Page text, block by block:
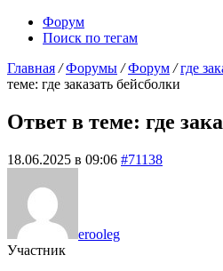
Форум
Поиск по тегам
Главная / Форумы / Форум / где
теме: где заказать бейсболки
Ответ в теме: где
18.06.2025 в 09:06 #71138
erooleg
Участник